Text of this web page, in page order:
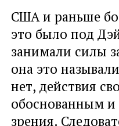
США и раньше
это было под
занимали силы
она это
нет, действия
обоснованным и
зрения.